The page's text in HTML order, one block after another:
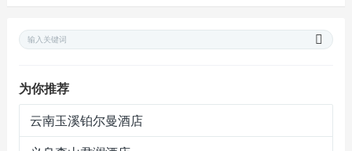
为你推荐
云南玉溪铂尔曼酒店